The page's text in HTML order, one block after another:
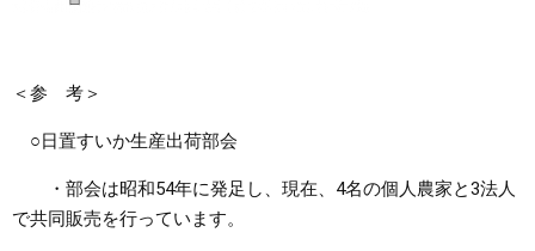
＜参 考＞
○日置すいか生産出荷部会
・部会は昭和54年に発足し、現在、4名の個人農家と3法人
で共同販売を行っています。